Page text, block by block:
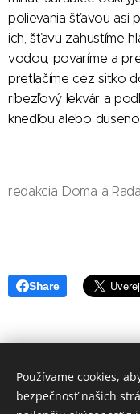
polievania šťavou asi
ich, šťavu zahustíme
vodou, povaríme a
pretlačíme cez sitko
ríbezľový lekvár a
knedľou alebo
redakcia Doma a Rada
Share
Používame cookies,
bezpečnosť našich